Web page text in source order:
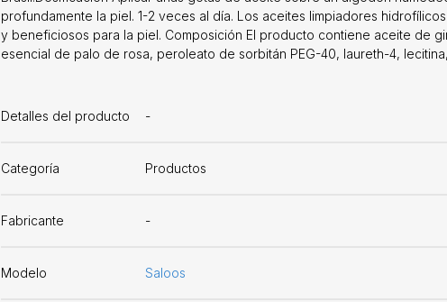
profundamente la piel. 1-2 veces al día. Los aceites limpiadores
y beneficiosos para la piel. Composición El producto contiene aceite de
esencial de palo de rosa, peroleato de sorbitán PEG-40, laureth-4, lecitina,
Detalles del producto -
Categoría Productos
Fabricante -
Modelo Saloos